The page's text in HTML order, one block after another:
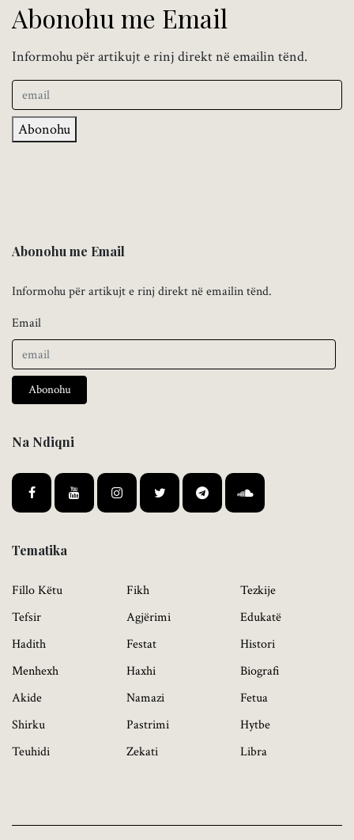
Abonohu me Email
Informohu për artikujt e rinj direkt në emailin tënd.
Abonohu
Abonohu me Email
Informohu për artikujt e rinj direkt në emailin tënd.
Email
Abonohu
Na Ndiqni
Tematika
Fillo Këtu
Tefsir
Hadith
Menhexh
Akide
Shirku
Teuhidi
Fikh
Agjërimi
Festat
Haxhi
Namazi
Pastrimi
Zekati
Tezkije
Edukatë
Histori
Biografi
Fetua
Hytbe
Libra